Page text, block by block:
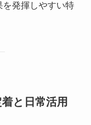
発揮しやすい特
と日常活用